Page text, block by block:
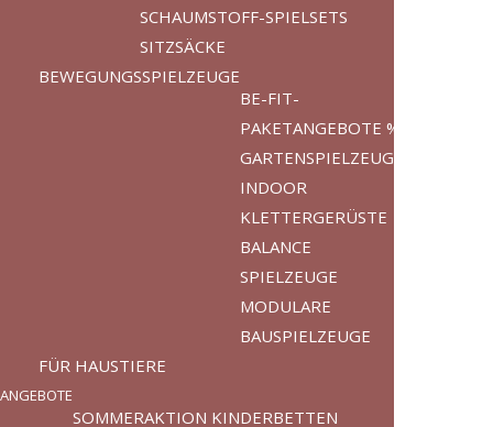
SCHAUMSTOFF-SPIELSETS
SITZSÄCKE
BEWEGUNGSSPIELZEUGE
BE-FIT-
PAKETANGEBOTE %
GARTENSPIELZEUGE
INDOOR
KLETTERGERÜSTE
BALANCE
SPIELZEUGE
MODULARE
BAUSPIELZEUGE
FÜR HAUSTIERE
ANGEBOTE
SOMMERAKTION KINDERBETTEN